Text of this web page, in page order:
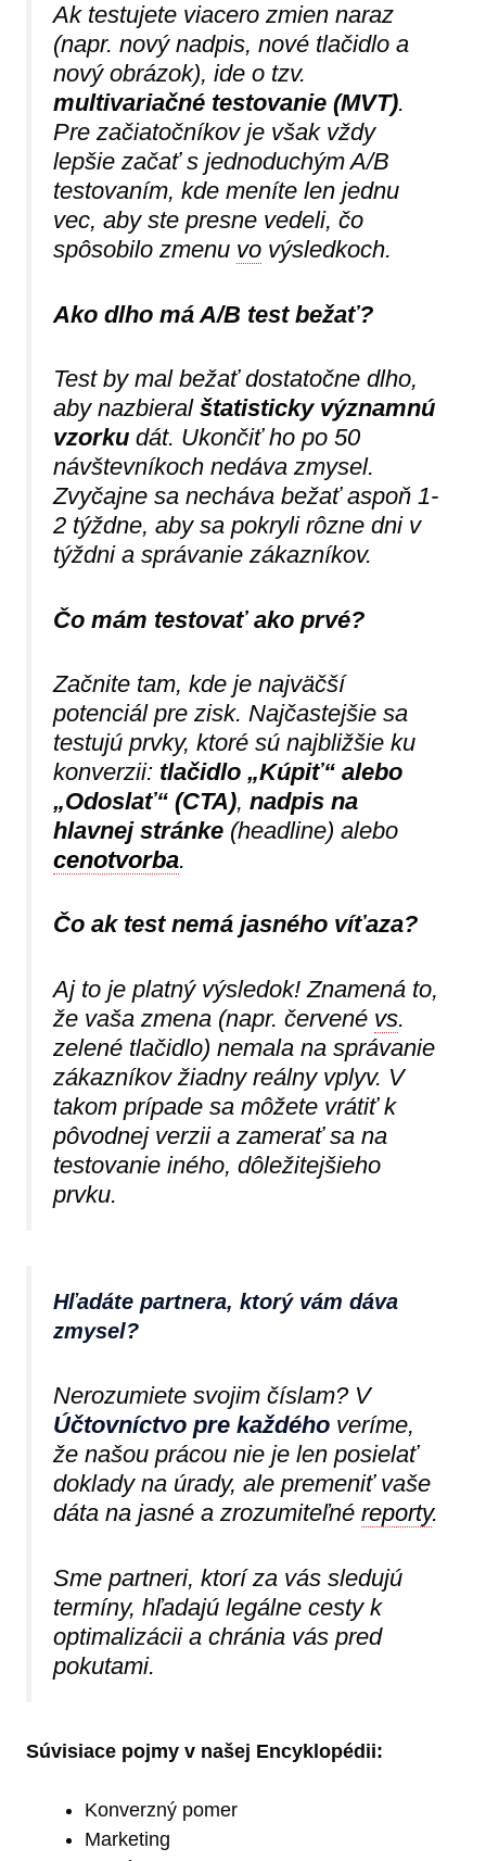
Ak testujete viacero zmien naraz
(napr. nový nadpis, nové tlačidlo a
nový obrázok), ide o tzv.
multivariačné testovanie (MVT).
Pre začiatočníkov je však vždy
lepšie začať s jednoduchým A/B
testovaním, kde meníte len jednu
vec, aby ste presne vedeli, čo
spôsobilo zmenu vo výsledkoch.
Ako dlho má A/B test bežať?
Test by mal bežať dostatočne dlho,
aby nazbieral štatisticky významnú
vzorku dát. Ukončiť ho po 50
návštevníkoch nedáva zmysel.
Zvyčajne sa necháva bežať aspoň 1-
2 týždne, aby sa pokryli rôzne dni v
týždni a správanie zákazníkov.
Čo mám testovať ako prvé?
Začnite tam, kde je najväčší
potenciál pre zisk. Najčastejšie sa
testujú prvky, ktoré sú najbližšie ku
konverzii: tlačidlo „Kúpiť“ alebo
„Odoslať“ (CTA), nadpis na
hlavnej stránke (headline) alebo
cenotvorba.
Čo ak test nemá jasného víťaza?
Aj to je platný výsledok! Znamená to,
že vaša zmena (napr. červené vs.
zelené tlačidlo) nemala na správanie
zákazníkov žiadny reálny vplyv. V
takom prípade sa môžete vrátiť k
pôvodnej verzii a zamerať sa na
testovanie iného, dôležitejšieho
prvku.
Hľadáte partnera, ktorý vám dáva
zmysel?
Nerozumiete svojim číslam? V
Účtovníctvo pre každého veríme,
že našou prácou nie je len posielať
doklady na úrady, ale premeniť vaše
dáta na jasné a zrozumiteľné reporty.
Sme partneri, ktorí za vás sledujú
termíny, hľadajú legálne cesty k
optimalizácii a chránia vás pred
pokutami.
Súvisiace pojmy v našej Encyklopédii:
Konverzný pomer
Marketing